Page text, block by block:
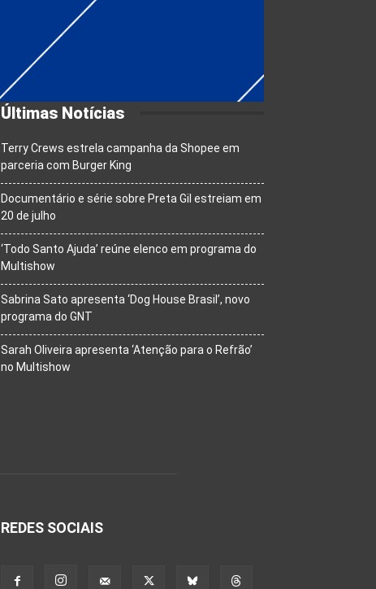
Últimas Notícias
Terry Crews estrela campanha da Shopee em
parceria com Burger King
Documentário e série sobre Preta Gil estreiam em
20 de julho
‘Todo Santo Ajuda’ reúne elenco em programa do
Multishow
Sabrina Sato apresenta ‘Dog House Brasil’, novo
programa do GNT
Sarah Oliveira apresenta ‘Atenção para o Refrão’
no Multishow
REDES SOCIAIS